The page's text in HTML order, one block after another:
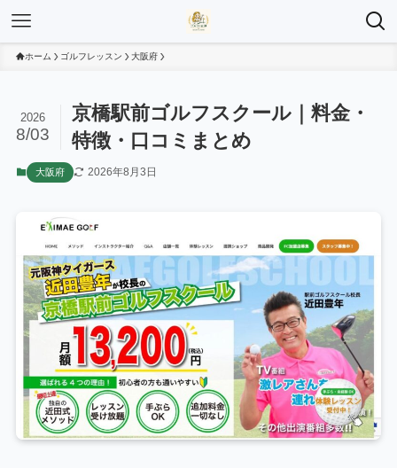
ホーム ゴルフレッスン 大阪府
京橋駅前ゴルフスクール｜料金・
特徴・口コミまとめ
2026
8/03
大阪府 2026年8月3日